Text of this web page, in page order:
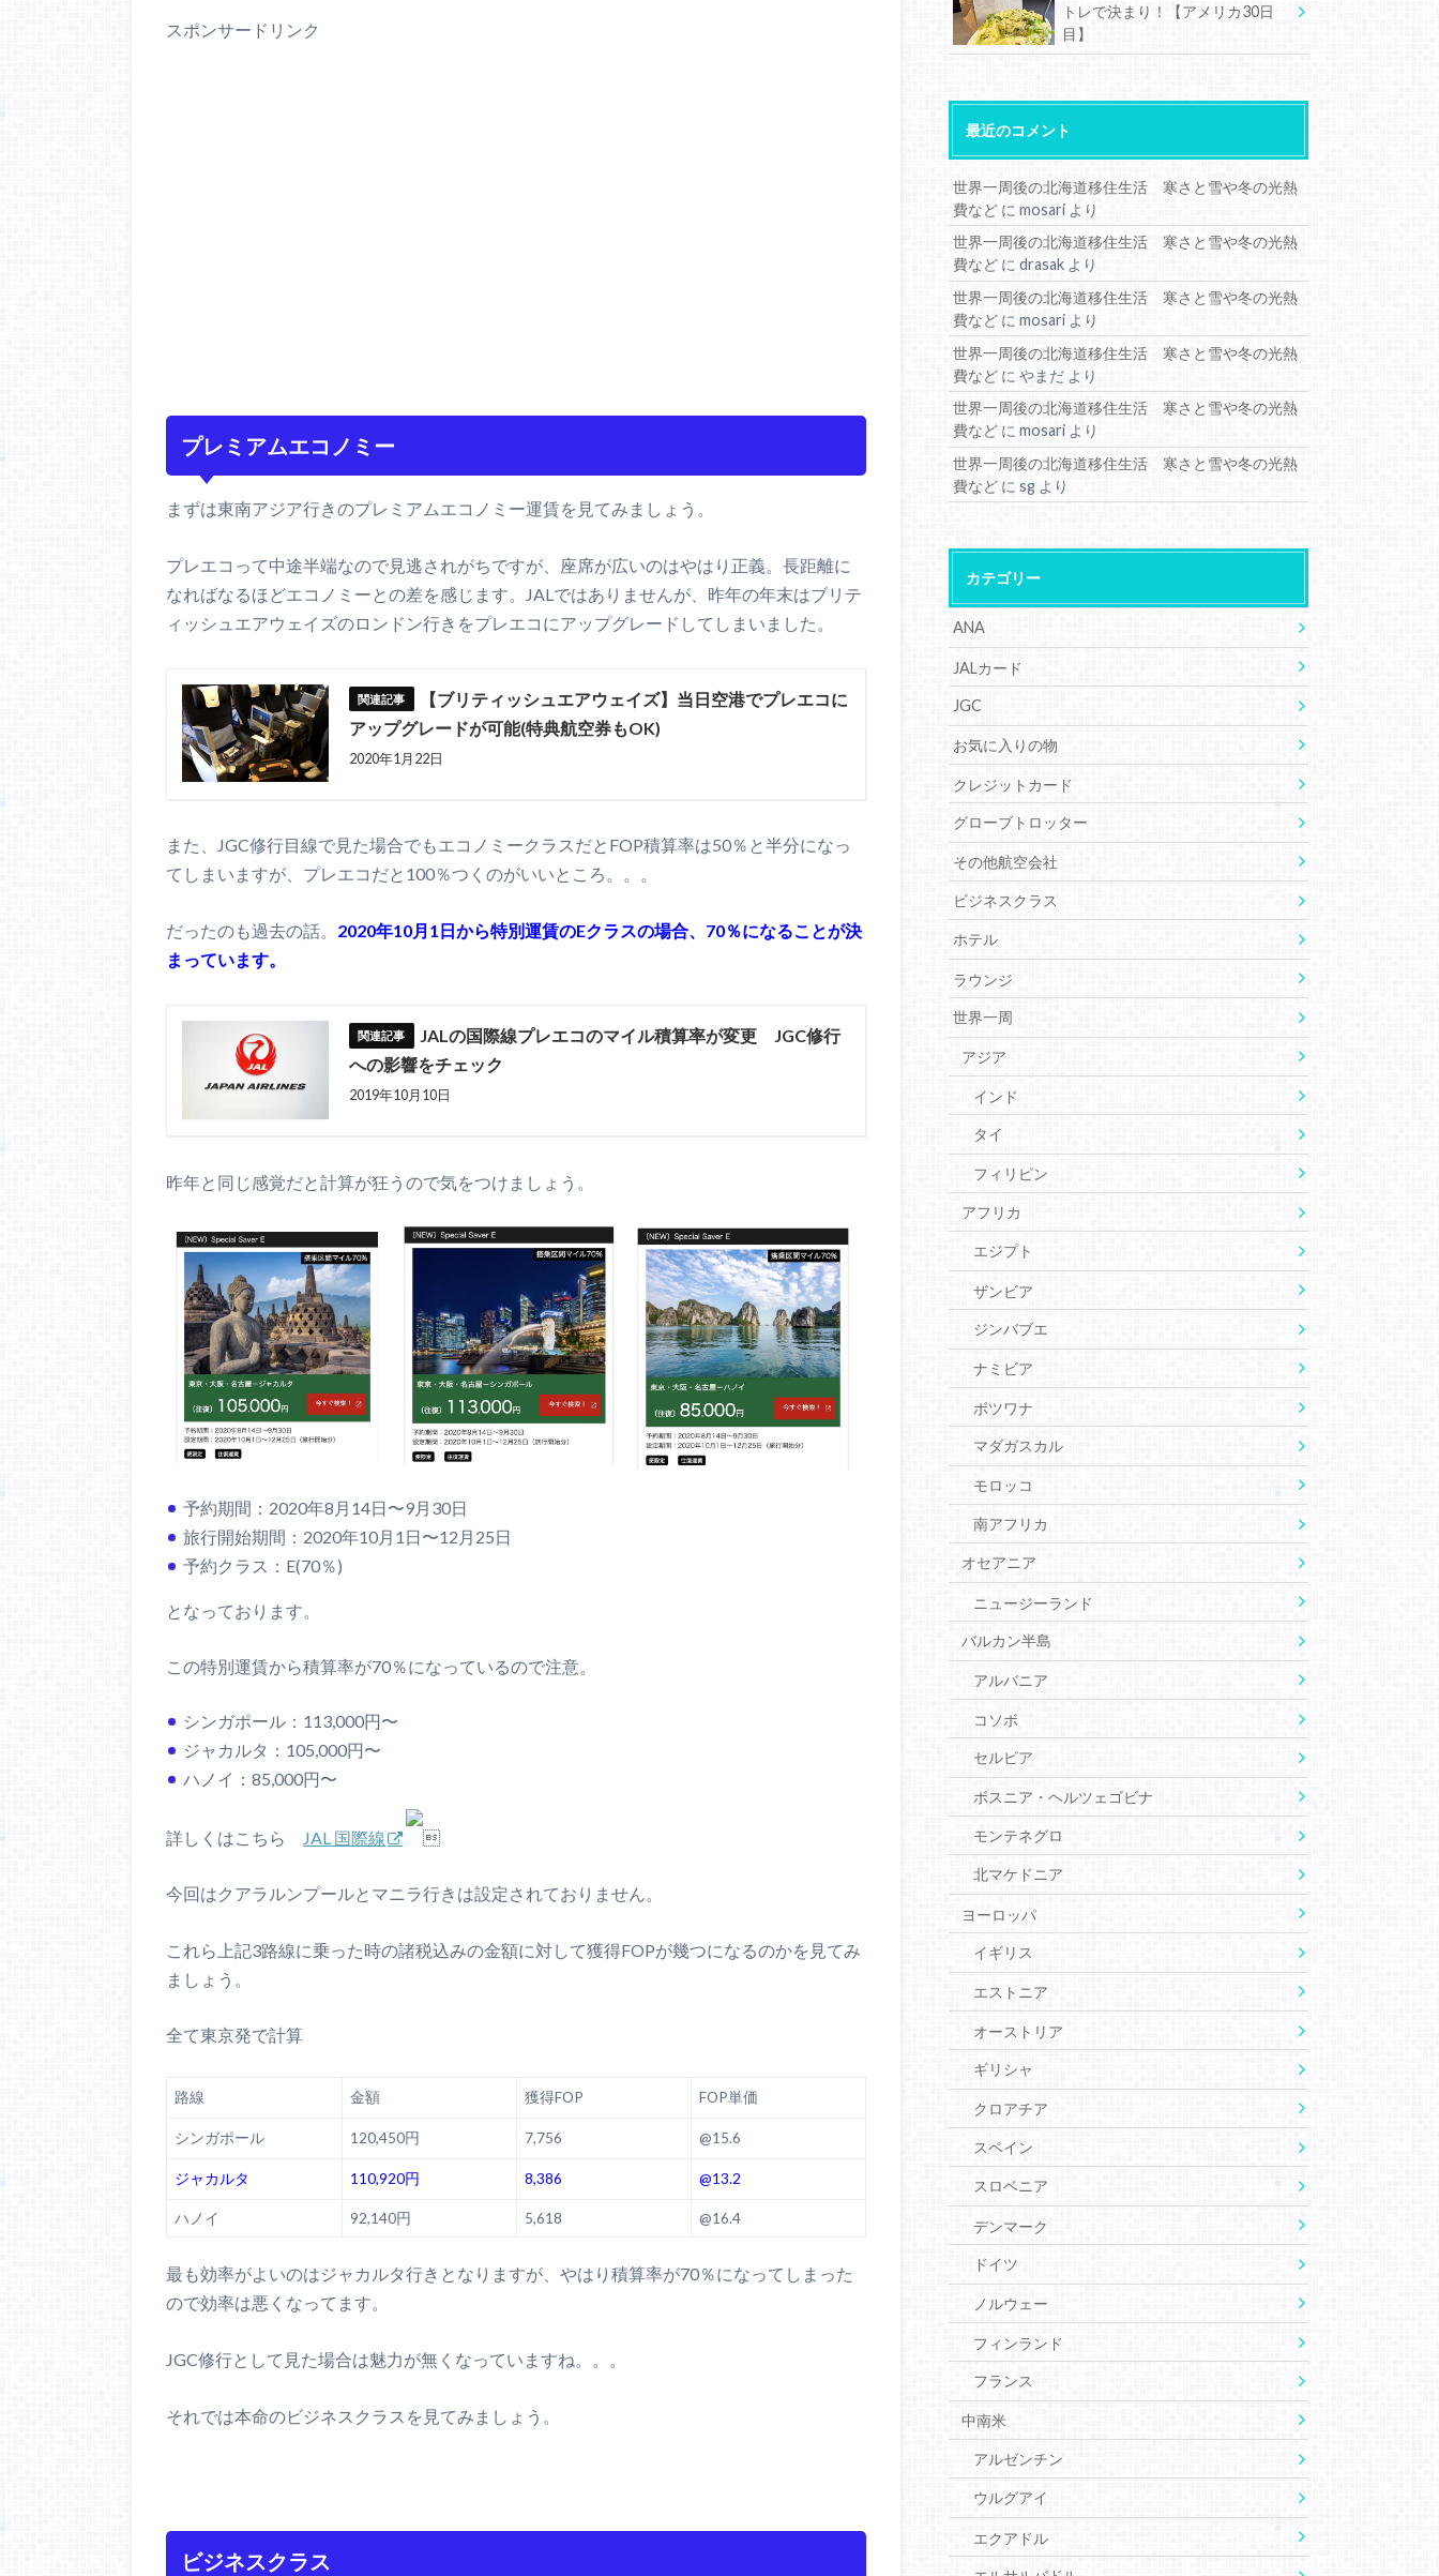
スポンサードリンク
プレミアムエコノミー
まずは東南アジア行きのプレミアムエコノミー運賃を見てみましょう。
プレエコって中途半端なので見逃されがちですが、座席が広いのはやはり正義。長距離に
なればなるほどエコノミーとの差を感じます。JALではありませんが、昨年の年末はブリテ
ィッシュエアウェイズのロンドン行きをプレエコにアップグレードしてしまいました。
【ブリティッシュエアウェイズ】当日空港でプレエコに
アップグレードが可能(特典航空券もOK)
2020年1月22日
また、JGC修行目線で見た場合でもエコノミークラスだとFOP積算率は50％と半分になっ
てしまいますが、プレエコだと100％つくのがいいところ。。。
だったのも過去の話。 2020年10月1日から特別運賃のEクラスの場合、70％になることが決
まっています。
JALの国際線プレエコのマイル積算率が変更 JGC修行
への影響をチェック
2019年10月10日
昨年と同じ感覚だと計算が狂うので気をつけましょう。
予約期間：2020年8月14日〜9月30日
旅行開始期間：2020年10月1日〜12月25日
予約クラス：E(70％)
となっております。
この特別運賃から積算率が70％になっているので注意。
シンガポール：113,000円〜
ジャカルタ：105,000円〜
ハノイ：85,000円〜
詳しくはこちら JAL 国際線 
今回はクアラルンプールとマニラ行きは設定されておりません。
これら上記3路線に乗った時の諸税込みの金額に対して獲得FOPが幾つになるのかを見てみ
ましょう。
全て東京発で計算
路線 金額 獲得FOP FOP単価
シンガポール 120,450円 7,756 @15.6
ジャカルタ 110,920円 8,386 @13.2
ハノイ 92,140円 5,618 @16.4
最も効率がよいのはジャカルタ行きとなりますが、やはり積算率が70％になってしまった
ので効率は悪くなってます。
JGC修行として見た場合は魅力が無くなっていますね。。。
それでは本命のビジネスクラスを見てみましょう。
ビジネスクラス
トレで決まり！【アメリカ30日
目】
最近のコメント
世界一周後の北海道移住生活 寒さと雪や冬の光熱
費など にmosari より
世界一周後の北海道移住生活 寒さと雪や冬の光熱
費など にdrasak より
世界一周後の北海道移住生活 寒さと雪や冬の光熱
費など にmosari より
世界一周後の北海道移住生活 寒さと雪や冬の光熱
費など にやまだ より
世界一周後の北海道移住生活 寒さと雪や冬の光熱
費など にmosari より
世界一周後の北海道移住生活 寒さと雪や冬の光熱
費など にsg より
カテゴリー
ANA
JALカード
JGC
お気に入りの物
クレジットカード
グローブトロッター
その他航空会社
ビジネスクラス
ホテル
ラウンジ
世界一周
アジア
インド
タイ
フィリピン
アフリカ
エジプト
ザンビア
ジンバブエ
ナミビア
ボツワナ
マダガスカル
モロッコ
南アフリカ
オセアニア
ニュージーランド
バルカン半島
アルバニア
コソボ
セルビア
ボスニア・ヘルツェゴビナ
モンテネグロ
北マケドニア
ヨーロッパ
イギリス
エストニア
オーストリア
ギリシャ
クロアチア
スペイン
スロベニア
デンマーク
ドイツ
ノルウェー
フィンランド
フランス
中南米
アルゼンチン
ウルグアイ
エクアドル